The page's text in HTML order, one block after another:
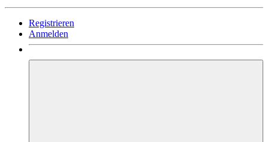
Registrieren
Anmelden